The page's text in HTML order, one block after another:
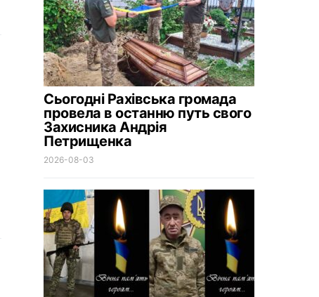
Сьогодні Рахівська громада
провела в останню путь свого
Захисника Андрія
Петрищенка
2026-08-03